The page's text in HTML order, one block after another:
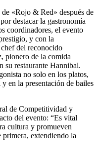
«Rojo & Red» después de
destacar la gastronomía
coordinadores, el evento
y con la
del reconocido
pionero de la comida
su restaurante Hannibal.
no solo en los platos,
en la presentación de bailes
de Competitividad y
del evento: “Es vital
cultura y promueven
extendiendo la